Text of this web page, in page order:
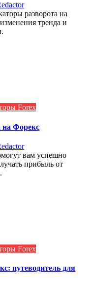
разворота на
тренда и
Forex
на Форекс
вам успешно
прибыль от
Forex
путеводитель для